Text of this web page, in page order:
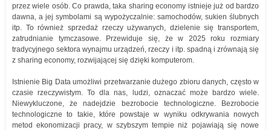
przez wiele osób. Co prawda, taka sharing economy istnieje już od bardzo
dawna, a jej symbolami są wypożyczalnie: samochodów, sukien ślubnych
itp. To również sprzedaż rzeczy używanych, dzielenie się transportem,
zatrudnianie tymczasowe. Przewiduje się, że w 2025 roku rozmiary
tradycyjnego sektora wynajmu urządzeń, rzeczy i itp. spadną i zrównają się
z sharing economy, rozwijającej się dzięki komputerom.
Istnienie Big Data umożliwi przetwarzanie dużego zbioru danych, często w
czasie rzeczywistym. To dla nas, ludzi, oznaczać może bardzo wiele.
Niewykluczone, że nadejdzie bezrobocie technologiczne. Bezrobocie
technologiczne to takie, które powstaje w wyniku odkrywania nowych
metod ekonomizacji pracy, w szybszym tempie niż pojawiają się nowe